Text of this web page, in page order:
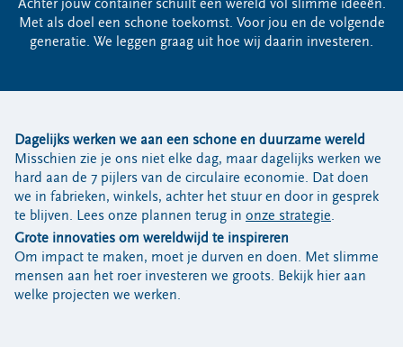
Bouwcontainer huren
Ons verhaal
Over Omrin
Hier werken we aan
Ecopark De Wierde
Reststoffen Energie Centrale
Projecten
Contact
Storing, klacht of vraag
Achter jouw container schuilt een wereld vol slimme ideeën.
Met als doel een schone toekomst. Voor jou en de volgende
generatie. We leggen graag uit hoe wij daarin investeren.
Dagelijks werken we aan een schone en duurzame wereld
Misschien zie je ons niet elke dag, maar dagelijks werken we
hard aan de 7 pijlers van de circulaire economie. Dat doen
we in fabrieken, winkels, achter het stuur en door in gesprek
te blijven. Lees onze plannen terug in onze strategie.
Grote innovaties om wereldwijd te inspireren
Om impact te maken, moet je durven en doen. Met slimme
mensen aan het roer investeren we groots. Bekijk hier aan
welke projecten we werken.